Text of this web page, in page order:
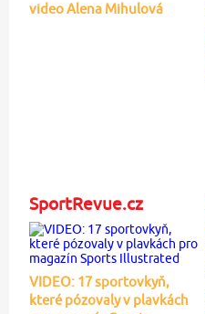
video Alena Mihulová
SportRevue.cz
VIDEO: 17 sportovkyň,
které pózovaly v plavkách